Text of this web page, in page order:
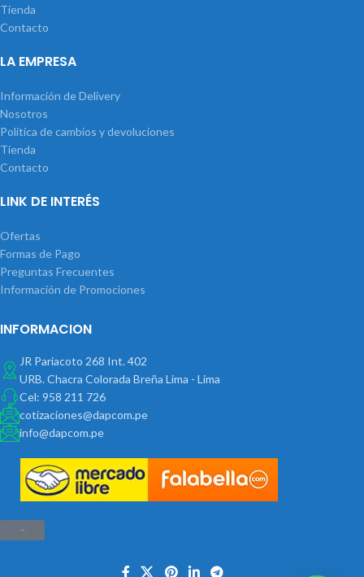
Tienda
Contacto
LA EMPRESA
Información de Delivery
Nosotros
Política de cambios y devoluciones
Tienda
Contacto
LINK DE INTERÉS
Ofertas
Formas de Pago
Preguntas Frecuentes
Información de Promociones
INFORMACION
JR Pariacoto 268 Int. 402
URB. Chacra Colorada Breña Lima - Lima
Cel: 958 211 726
cotizaciones@dapcom.pe
info@dapcom.pe